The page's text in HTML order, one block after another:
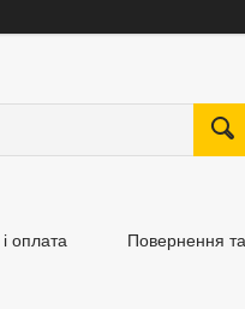
оплата Повернення